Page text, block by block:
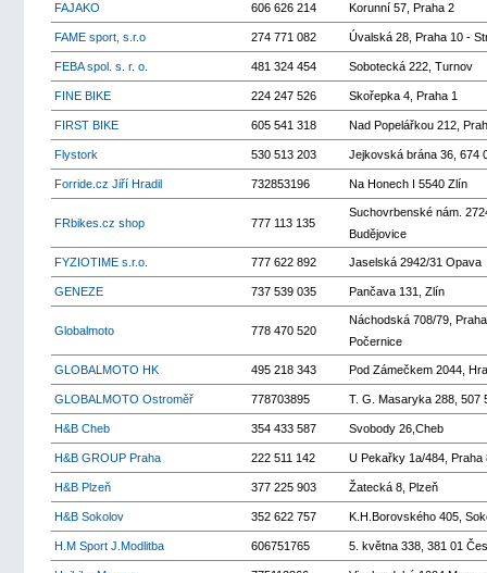
FAJAKO 606 626 214 Korunní 57, Praha 2
FAME sport, s.r.o 274 771 082 Úvalská 28, Praha 10 -
FEBA spol. s. r. o. 481 324 454 Sobotecká 222, Turnov
FINE BIKE 224 247 526 Skořepka 4, Praha 1
FIRST BIKE 605 541 318 Nad Popelářkou 212,
Flystork 530 513 203 Jejkovská brána 36, 674
Forride.cz Jiří Hradil 732853196 Na Honech I 5540 Zlín
FRbikes.cz shop 777 113 135
Suchovrbenské nám.
Budějovice
FYZIOTIME s.r.o. 777 622 892 Jaselská 2942/31 Opava
GENEZE 737 539 035 Pančava 131, Zlín
Globalmoto 778 470 520
Náchodská 708/79,
Počernice
GLOBALMOTO HK 495 218 343 Pod Zámečkem 2044,
GLOBALMOTO Ostroměř 778703895 T. G. Masaryka 288, 507
H&B Cheb 354 433 587 Svobody 26,Cheb
H&B GROUP Praha 222 511 142 U Pekařky 1a/484, Praha
H&B Plzeň 377 225 903 Žatecká 8, Plzeň
H&B Sokolov 352 622 757 K.H.Borovského 405,
H.M Sport J.Modlitba 606751765 5. května 338, 381 01